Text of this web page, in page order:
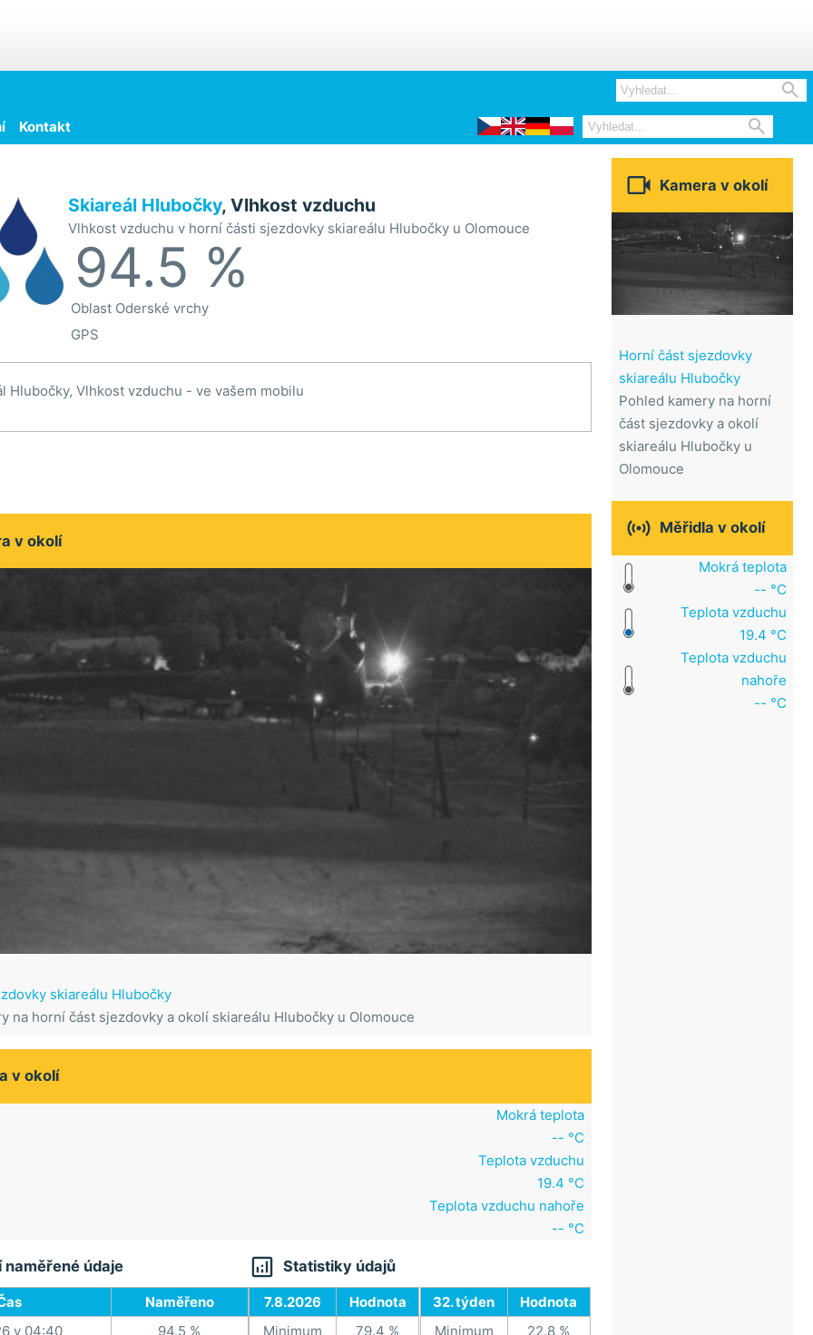

Kontakt 
Skiareál Hlubočky, Vlhkost vzduchu
Vlhkost vzduchu v horní části sjezdovky skiareálu Hlubočky u Olomouce
94.5 %
Oblast Oderské vrchy
GPS
Hlubočky, Vlhkost vzduchu - ve vašem mobilu
v okolí
skiareálu Hlubočky
na horní část sjezdovky a okolí skiareálu Hlubočky u Olomouce
v okolí
Mokrá teplota
-- °C
Teplota vzduchu
19.4 °C
Teplota vzduchu nahoře
-- °C
naměřené údaje
Naměřeno
v 04:40
94.5 %
 Statistiky údajů
7.8.2026
Hodnota
Minimum
79.4 %
32. týden
Hodnota
Minimum
22.8 %
 Kamera v okolí
Horní část sjezdovky
skiareálu Hlubočky
Pohled kamery na horní
část sjezdovky a okolí
skiareálu Hlubočky u
Olomouce
 Měřidla v okolí
Mokrá teplota
-- °C
Teplota vzduchu
19.4 °C
Teplota vzduchu
nahoře
-- °C